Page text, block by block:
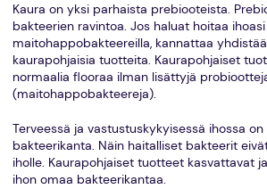
Kaura on yksi parhaista prebiooteista.
bakteerien ravintoa. Jos haluat hoitaa ihoasi
maitohappobakteereilla, kannattaa
kaurapohjaisia tuotteita. Kaurapohjaiset
normaalia flooraa ilman lisättyjä
(maitohappobakteereja).
Terveessä ja vastustuskykyisessä ihossa
bakteerikanta. Näin haitalliset bakteerit
iholle. Kaurapohjaiset tuotteet kasvattavat
ihon omaa bakteerikantaa.